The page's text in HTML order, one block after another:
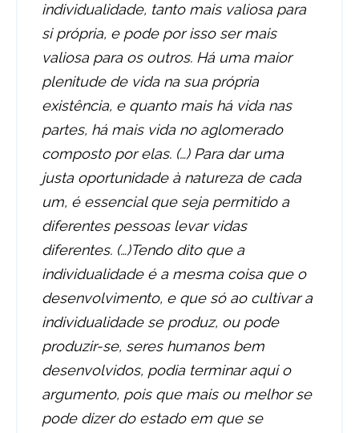
individualidade, tanto mais valiosa para
si própria, e pode por isso ser mais
valiosa para os outros. Há uma maior
plenitude de vida na sua própria
existência, e quanto mais há vida nas
partes, há mais vida no aglomerado
composto por elas. (…) Para dar uma
justa oportunidade à natureza de cada
um, é essencial que seja permitido a
diferentes pessoas levar vidas
diferentes. (…)Tendo dito que a
individualidade é a mesma coisa que o
desenvolvimento, e que só ao cultivar a
individualidade se produz, ou pode
produzir-se, seres humanos bem
desenvolvidos, podia terminar aqui o
argumento, pois que mais ou melhor se
pode dizer do estado em que se